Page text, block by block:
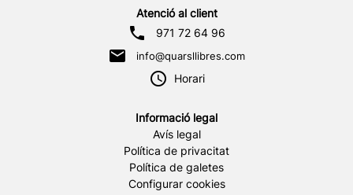
Atenció al client
971 72 64 96
info@quarsllibres.com
Horari
Informació legal
Avís legal
Política de privacitat
Política de galetes
Configurar cookies